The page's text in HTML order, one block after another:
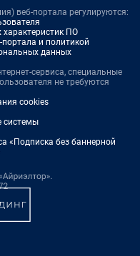
веб-портала регулируются:
ПО
и политикой
данных
сервиса, специальные
не требуются
cookies
системы
«Подписка без баннерной